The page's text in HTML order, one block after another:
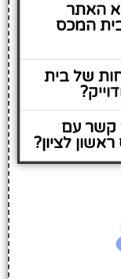
האתר
המכס
של בית
קשר עם
לציון?